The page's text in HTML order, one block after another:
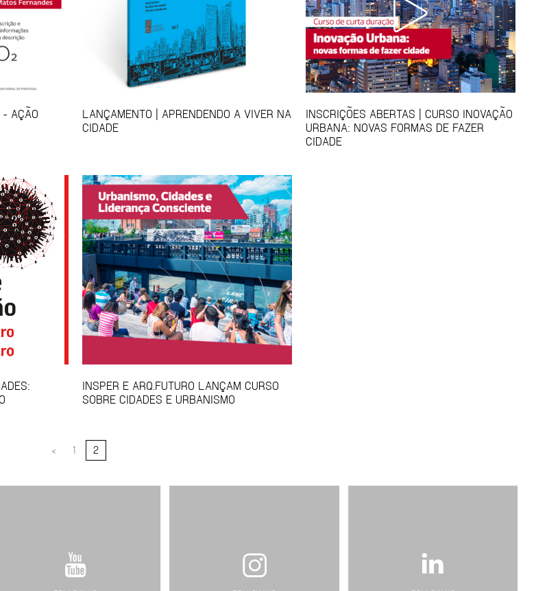
- AÇÃO
LANÇAMENTO | APRENDENDO A VIVER NA
CIDADE
INSCRIÇÕES ABERTAS | CURSO INOVAÇÃO
URBANA: NOVAS FORMAS DE FAZER
CIDADE
INSPER E ARQ.FUTURO LANÇAM CURSO
SOBRE CIDADES E URBANISMO
< 1 2